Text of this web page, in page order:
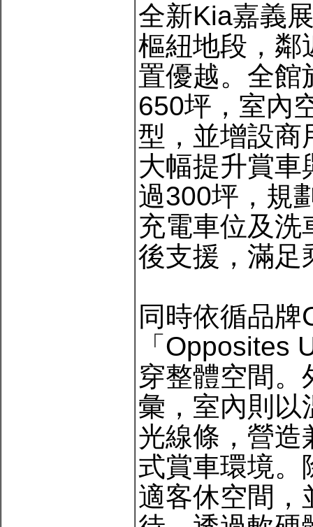
全新Kia嘉義
樞紐地段，鄰
置優越。全館
650坪，室內
型，並增設商
大幅提升賞車
過300坪，規
充電車位及洗
後支援，滿足
同時依循品
「Opposites
穿整體空間。
彙，室內則以
光線條，營造
式賞車環境。
適客休空間，